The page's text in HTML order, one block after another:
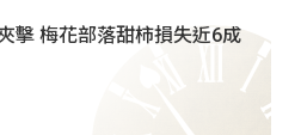
擊 梅花部落甜柿損失近6成